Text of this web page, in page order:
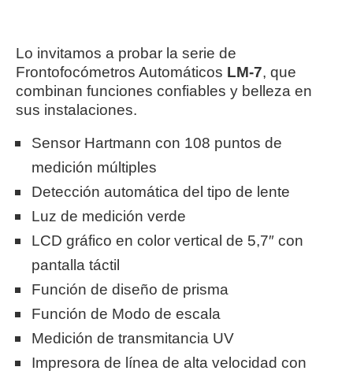
Lo invitamos a probar la serie de
Frontofocómetros Automáticos LM-7, que
combinan funciones confiables y belleza en
sus instalaciones.
Sensor Hartmann con 108 puntos de
medición múltiples
Detección automática del tipo de lente
Luz de medición verde
LCD gráfico en color vertical de 5,7″ con
pantalla táctil
Función de diseño de prisma
Función de Modo de escala
Medición de transmitancia UV
Impresora de línea de alta velocidad con